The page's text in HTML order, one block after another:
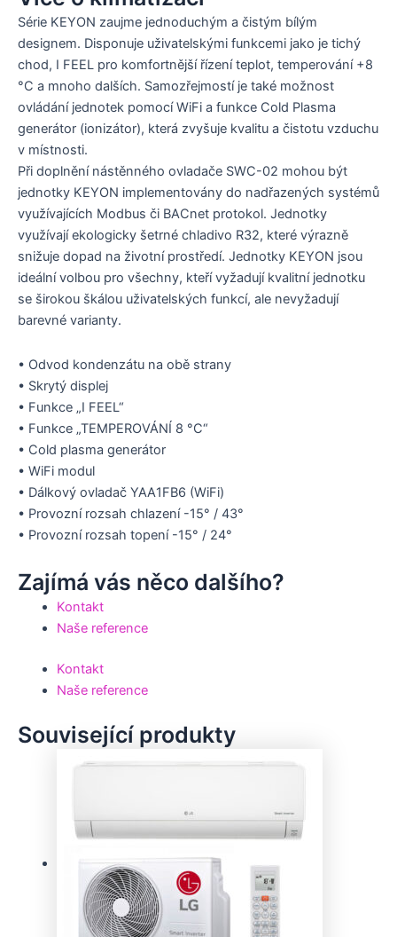
Série KEYON zaujme jednoduchým a čistým bílým
designem. Disponuje uživatelskými funkcemi jako je tichý
chod, I FEEL pro komfortnější řízení teplot, temperování +8
°C a mnoho dalších. Samozřejmostí je také možnost
ovládání jednotek pomocí WiFi a funkce Cold Plasma
generátor (ionizátor), která zvyšuje kvalitu a čistotu vzduchu
v místnosti.
Při doplnění nástěnného ovladače SWC-02 mohou být
jednotky KEYON implementovány do nadřazených systémů
využívajících Modbus či BACnet protokol. Jednotky
využívají ekologicky šetrné chladivo R32, které výrazně
snižuje dopad na životní prostředí. Jednotky KEYON jsou
ideální volbou pro všechny, kteří vyžadují kvalitní jednotku
se širokou škálou uživatelských funkcí, ale nevyžadují
barevné varianty.
• Odvod kondenzátu na obě strany
• Skrytý displej
• Funkce „I FEEL“
• Funkce „TEMPEROVÁNÍ 8 °C“
• Cold plasma generátor
• WiFi modul
• Dálkový ovladač YAA1FB6 (WiFi)
• Provozní rozsah chlazení -15° / 43°
• Provozní rozsah topení -15° / 24°
Zajímá vás něco dalšího?
Kontakt
Naše reference
Kontakt
Naše reference
Související produkty